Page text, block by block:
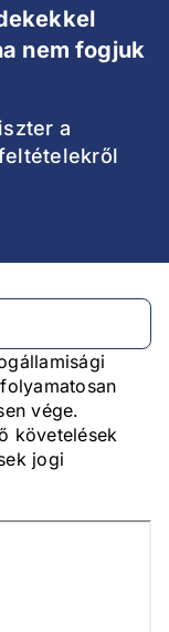
nem fogjuk
a
vége.
követelések
jogi